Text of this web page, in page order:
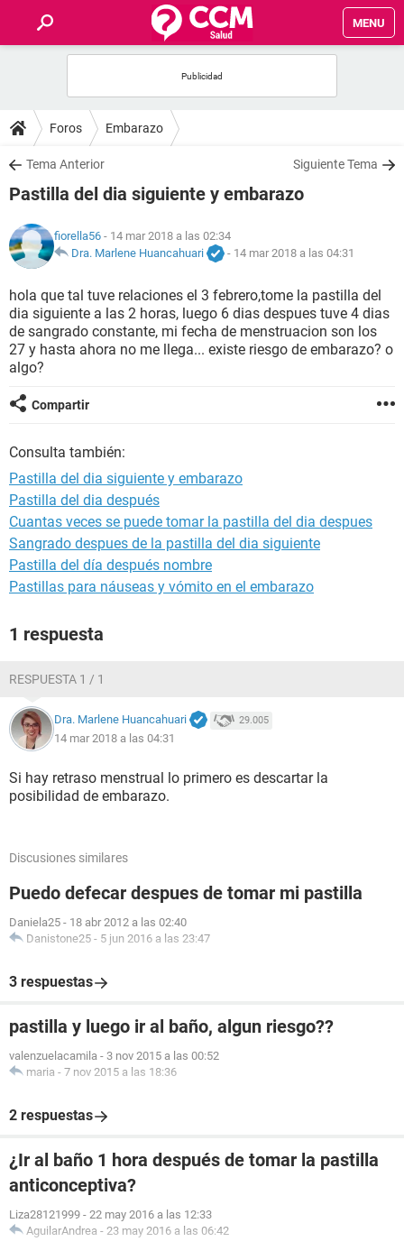
MENU
FOROS
SALUD
NUTRICIÓN
BIENESTAR
SEXUALIDAD
GLOSARIO
Foros Embarazo
Tema Anterior Siguiente Tema
Pastilla del dia siguiente y embarazo
fiorella56 - 14 mar 2018 a las 02:34
Dra. Marlene Huancahuari
- 14 mar 2018 a las 04:31
hola que tal tuve relaciones el 3 febrero,tome la pastilla del
dia siguiente a las 2 horas, luego 6 dias despues tuve 4 dias
de sangrado constante, mi fecha de menstruacion son los
27 y hasta ahora no me llega... existe riesgo de embarazo? o
algo?
Compartir
Consulta también:
Pastilla del dia siguiente y embarazo
Pastilla del dia después
Cuantas veces se puede tomar la pastilla del dia despues
Sangrado despues de la pastilla del dia siguiente
Pastilla del día después nombre
Pastillas para náuseas y vómito en el embarazo
1 respuesta
RESPUESTA 1 / 1
Dra. Marlene Huancahuari 29.005
14 mar 2018 a las 04:31
Si hay retraso menstrual lo primero es descartar la
posibilidad de embarazo.
Discusiones similares
Puedo defecar despues de tomar mi pastilla
Daniela25 - 18 abr 2012 a las 02:40
Danistone25 - 5 jun 2016 a las 23:47
3 respuestas
pastilla y luego ir al baño, algun riesgo??
valenzuelacamila - 3 nov 2015 a las 00:52
maria - 7 nov 2015 a las 18:36
2 respuestas
¿Ir al baño 1 hora después de tomar la pastilla
anticonceptiva?
Liza28121999 - 22 may 2016 a las 12:33
AguilarAndrea - 23 may 2016 a las 06:42